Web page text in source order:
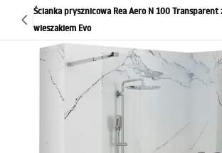
Ścianka prysznicowa Rea Aero N 100 Transparent
wieszakiem Evo